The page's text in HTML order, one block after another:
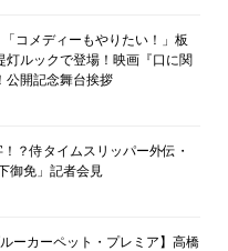
コメディーもやりたい！」板
ルックで登場！映画『口に関
公開記念舞台挨拶
？侍タイムスリッパー外伝・
御免」記者会見
ーカーペット・プレミア】高橋